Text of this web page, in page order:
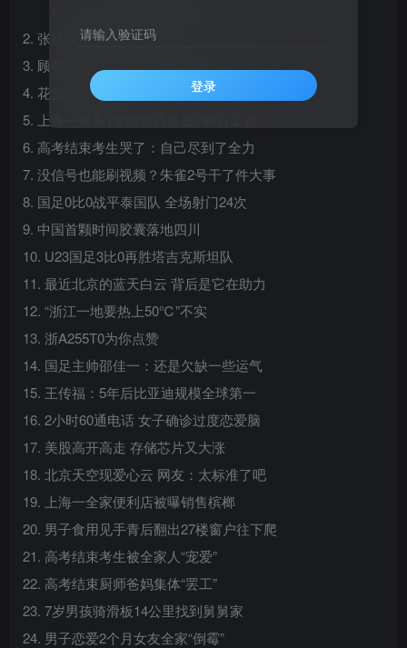
2. 张桂梅作废了之前的话
3. 顾客仅退款1000件衣服被商家找上门
4. 花篮见证这一刻
5. 上海一财务1年给自己多发780万工资
6. 高考结束考生哭了：自己尽到了全力
7. 没信号也能刷视频？朱雀2号干了件大事
8. 国足0比0战平泰国队 全场射门24次
9. 中国首颗时间胶囊落地四川
10. U23国足3比0再胜塔吉克斯坦队
11. 最近北京的蓝天白云 背后是它在助力
12. “浙江一地要热上50℃”不实
13. 浙A255T0为你点赞
14. 国足主帅邵佳一：还是欠缺一些运气
15. 王传福：5年后比亚迪规模全球第一
16. 2小时60通电话 女子确诊过度恋爱脑
17. 美股高开高走 存储芯片又大涨
18. 北京天空现爱心云 网友：太标准了吧
19. 上海一全家便利店被曝销售槟榔
20. 男子食用见手青后翻出27楼窗户往下爬
21. 高考结束考生被全家人“宠爱”
22. 高考结束厨师爸妈集体“罢工”
23. 7岁男孩骑滑板14公里找到舅舅家
24. 男子恋爱2个月女友全家“倒霉”
请输入验证码
登录